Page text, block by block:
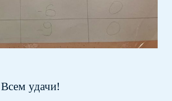
Всем удачи!